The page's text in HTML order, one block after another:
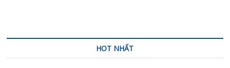
HOT NHẤT